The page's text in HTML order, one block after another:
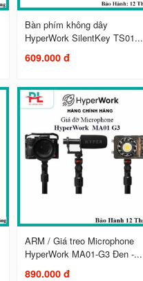
Bàn phím không dây
HyperWork SilentKey TS01...
609.000 đ
ARM / Giá treo Microphone
HyperWork MA01-G3 Đen -...
890.000 đ